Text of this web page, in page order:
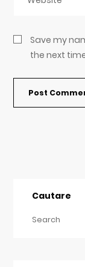
Save my
the next
Cautare